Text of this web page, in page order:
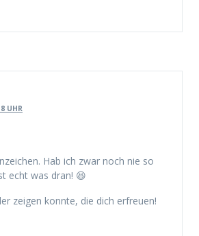
UHR
Hab ich zwar noch nie so
echt was dran! 😆
zeigen konnte, die dich erfreuen!